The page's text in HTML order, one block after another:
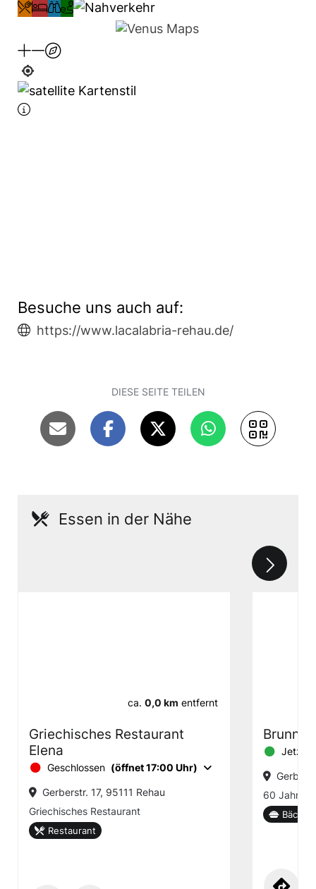
Besuche uns auch auf:
https://www.lacalabria-rehau.de/
DIESE SEITE TEILEN
Essen in der Nähe
ca. 0,0 km entfernt
Griechisches Restaurant
Elena
Geschlossen (öffnet 17:00 Uhr)
Gerberstr. 17, 95111 Rehau
Griechisches Restaurant
Restaurant
Jetzt
60 Jahre